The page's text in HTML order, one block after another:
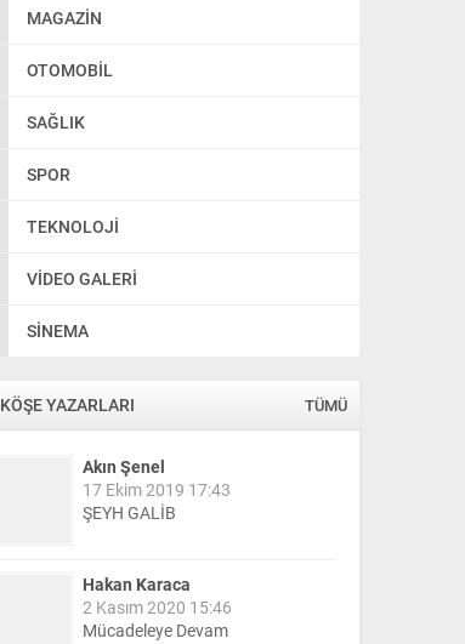
MAGAZIN
OTOMOBIL
SAĞLIK
SPOR
TEKNOLOJI
VIDEO GALERI
SINEMA
KÖŞE YAZARLARI TÜMÜ
Akın Şenel
17 Ekim 2019 17:43
ŞEYH GALİB
Hakan Karaca
2 Kasım 2020 15:46
Mücadeleye Devam